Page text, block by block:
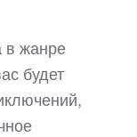
в жанре
будет